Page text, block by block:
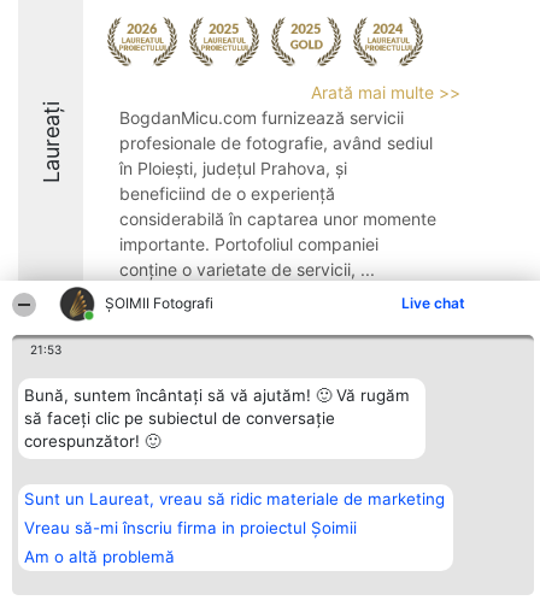
ȘOIMII Fotografi Live chat
21:53
Bună, suntem încântați să vă ajutăm! 🙂 Vă rugăm
să faceți clic pe subiectul de conversație
corespunzător! 🙂
Sunt un Laureat, vreau să ridic materiale de marketing
Vreau să-mi înscriu firma in proiectul Șoimii
Am o altă problemă
Laureați
Arată mai multe >>
BogdanMicu.com furnizează servicii
profesionale de fotografie, având sediul
în Ploiești, județul Prahova, și
beneficiind de o experiență
considerabilă în captarea unor momente
importante. Portofoliul companiei
conține o varietate de servicii, ...
10
Organizator Ranking
BRIGHT SOLUTIONS BR SRL
Aleea Timisul De Sus 2 Bl. A30
Sc. A Et. 4 Ap. 13 Cod 061952
CUI 36737675
tel: +40 770 990 492
Plebiscyt
Câștigătorii
Statut
Politica de
confidențialitate
Contact